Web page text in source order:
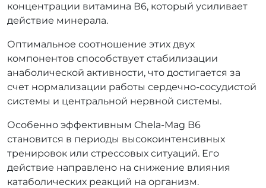
концентрации витамина В6, который усиливает
действие минерала.
Оптимальное соотношение этих двух
компонентов способствует стабилизации
анаболической активности, что достигается за
счет нормализации работы сердечно-сосудистой
системы и центральной нервной системы.
Особенно эффективным Chela-Mag B6
становится в периоды высокоинтенсивных
тренировок или стрессовых ситуаций. Его
действие направлено на снижение влияния
катаболических реакций на организм.